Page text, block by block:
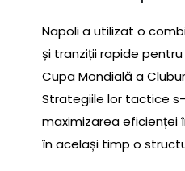
Napoli a utilizat o
și tranziții rapide
Cupa Mondială a
Strategiile lor tactice
maximizarea eficienței
în același timp o